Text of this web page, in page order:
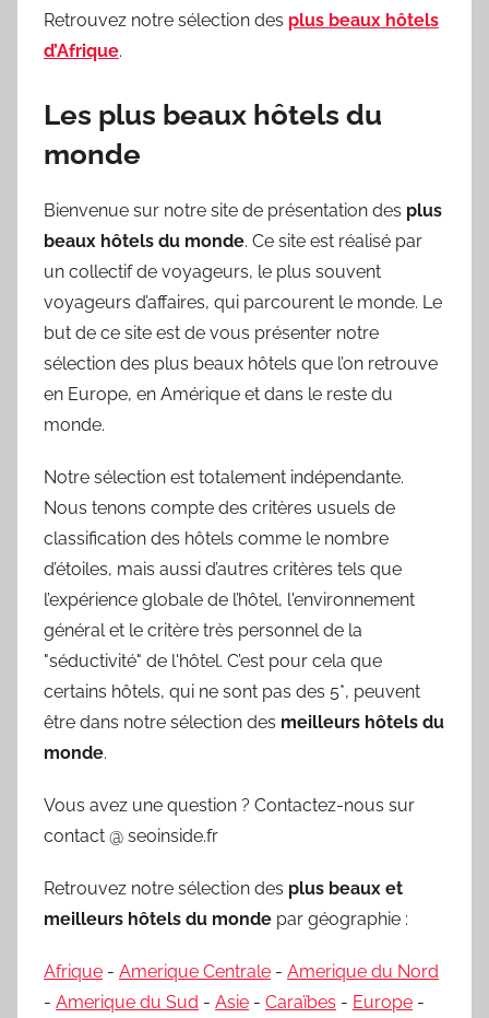
Retrouvez notre sélection des plus beaux hôtels
d’Afrique.
Les plus beaux hôtels du
monde
Bienvenue sur notre site de présentation des plus
beaux hôtels du monde. Ce site est réalisé par
un collectif de voyageurs, le plus souvent
voyageurs d’affaires, qui parcourent le monde. Le
but de ce site est de vous présenter notre
sélection des plus beaux hôtels que l’on retrouve
en Europe, en Amérique et dans le reste du
monde.
Notre sélection est totalement indépendante.
Nous tenons compte des critères usuels de
classification des hôtels comme le nombre
d’étoiles, mais aussi d’autres critères tels que
l’expérience globale de l’hôtel, l'environnement
général et le critère très personnel de la
"séductivité" de l'hôtel. C’est pour cela que
certains hôtels, qui ne sont pas des 5*, peuvent
être dans notre sélection des meilleurs hôtels du
monde.
Vous avez une question ? Contactez-nous sur
contact @ seoinside.fr
Retrouvez notre sélection des plus beaux et
meilleurs hôtels du monde par géographie :
Afrique - Amerique Centrale - Amerique du Nord
- Amerique du Sud - Asie - Caraïbes - Europe -